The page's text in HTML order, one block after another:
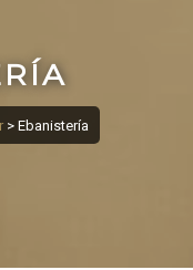
> Ebanistería